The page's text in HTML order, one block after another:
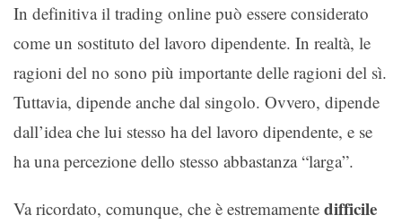
In definitiva il trading online può essere considerato
come un sostituto del lavoro dipendente. In realtà, le
ragioni del no sono più importante delle ragioni del sì.
Tuttavia, dipende anche dal singolo. Ovvero, dipende
dall’idea che lui stesso ha del lavoro dipendente, e se
ha una percezione dello stesso abbastanza “larga”.
Va ricordato, comunque, che è estremamente difficile